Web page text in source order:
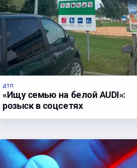
ДТП
«Ищу семью на белой AUDI»:
розыск в соцсетях